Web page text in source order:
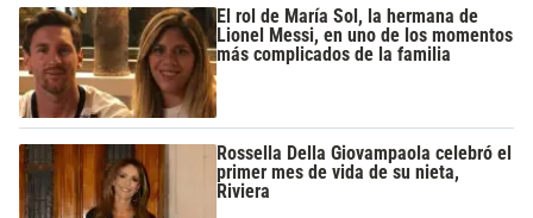
El rol de María Sol, la hermana de
Lionel Messi, en uno de los momentos
más complicados de la familia
Rossella Della Giovampaola celebró el
primer mes de vida de su nieta,
Riviera